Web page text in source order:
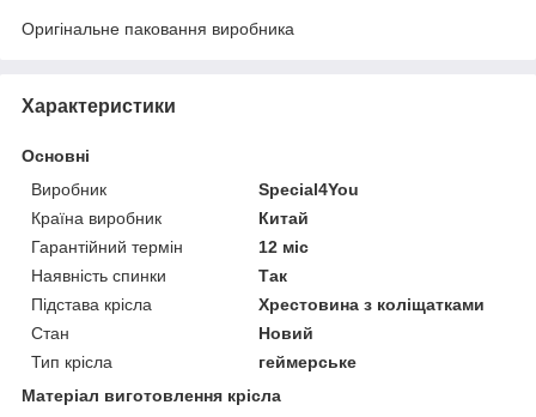
Оригінальне паковання виробника
Характеристики
Основні
Виробник
Special4You
Країна виробник
Китай
Гарантійний термін
12 міс
Наявність спинки
Так
Підстава крісла
Хрестовина з коліщатками
Стан
Новий
Тип крісла
геймерське
Матеріал виготовлення крісла